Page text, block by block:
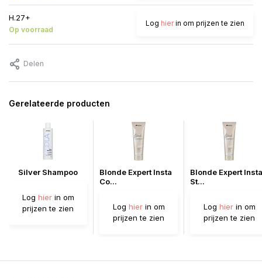
H.27+
Op voorraad
Log hierin om prijzen te zien
Delen
Gerelateerde producten
Silver Shampoo
Log hierin om
prijzen te zien
Blonde Expert Insta
Co...
Log hierin om
prijzen te zien
Blonde Expert Insta
St...
Log hierin om
prijzen te zien